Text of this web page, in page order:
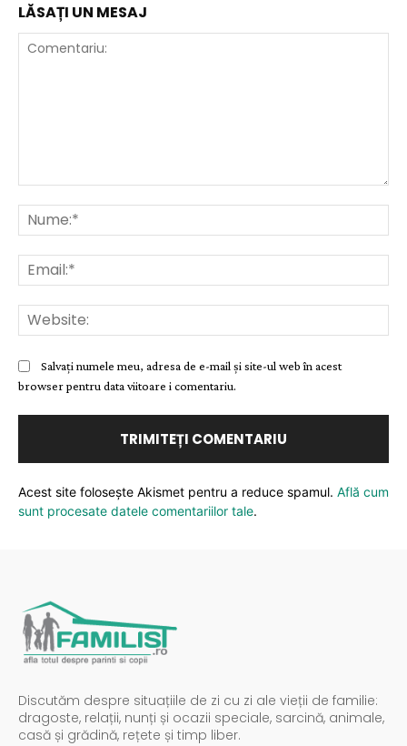
LĂSAȚI UN MESAJ
Salvați numele meu, adresa de e-mail și site-ul web în acest
browser pentru data viitoare i comentariu.
Acest site folosește Akismet pentru a reduce spamul. Află cum
sunt procesate datele comentariilor tale.
Discutăm despre situațiile de zi cu zi ale vieții de familie:
dragoste, relații, nunți și ocazii speciale, sarcină, animale,
casă și grădină, rețete și timp liber.